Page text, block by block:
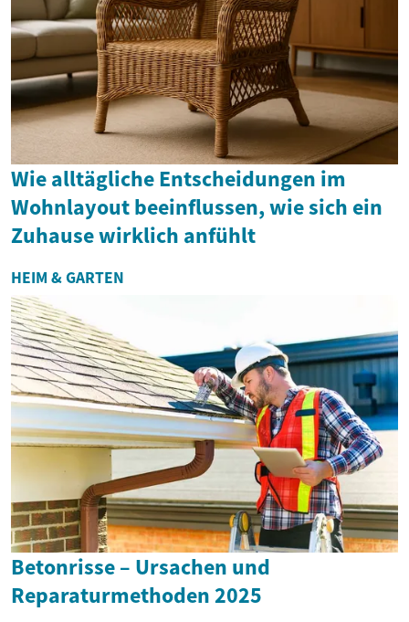
Wie alltägliche Entscheidungen im
Wohnlayout beeinflussen, wie sich ein
Zuhause wirklich anfühlt
HEIM & GARTEN
Betonrisse – Ursachen und
Reparaturmethoden 2025